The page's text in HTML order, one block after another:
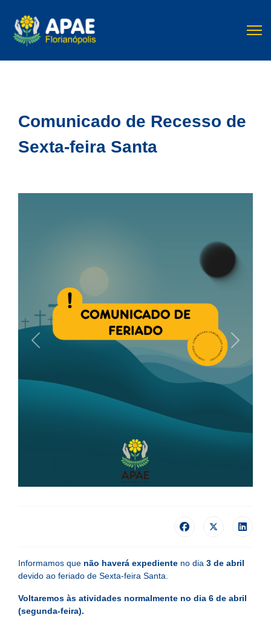
Comunicado de Recesso de
Sexta-feira Santa
Previous Next
Informamos que não haverá expediente no dia 3 de abril
devido ao feriado de Sexta-feira Santa.
Voltaremos às atividades normalmente no dia 6 de abril
(segunda-feira).